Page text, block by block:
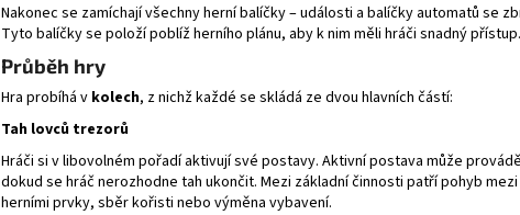
Nakonec se zamíchají všechny herní balíčky – události a balíčky automatů se
Tyto balíčky se položí poblíž herního plánu, aby k nim měli hráči snadný přístup.
Průběh hry
Hra probíhá v kolech, z nichž každé se skládá ze dvou hlavních částí:
Tah lovců trezorů
Hráči si v libovolném pořadí aktivují své postavy. Aktivní postava může
dokud se hráč nerozhodne tah ukončit. Mezi základní činnosti patří pohyb
herními prvky, sběr kořisti nebo výměna vybavení.